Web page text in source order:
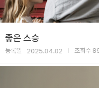
좋은 스승
등록일 2025.04.02 조회수